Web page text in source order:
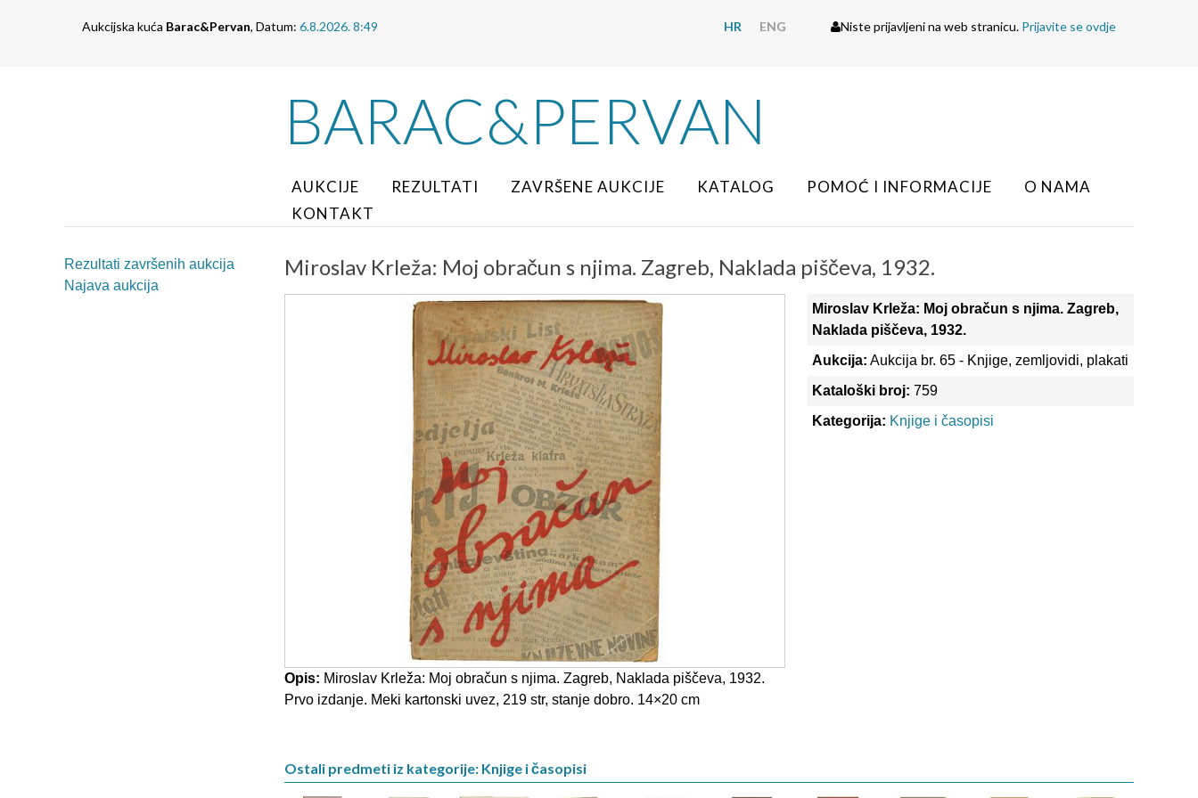
Aukcijska kuća Barac&Pervan, Datum: 6.8.2026. 8:49 HR ENG Niste prijavljeni na web stranicu. Prijavite se ovdje
BARAC&PERVAN
AUKCIJE REZULTATI ZAVRŠENE AUKCIJE KATALOG POMOĆ I INFORMACIJE
O NAMA
KONTAKT
Rezultati završenih aukcija
Najava aukcija
Miroslav Krleža: Moj obračun s njima. Zagreb, Naklada piščeva, 1932.
Opis: Miroslav Krleža: Moj obračun s njima. Zagreb, Naklada piščeva, 1932.
Prvo izdanje. Meki kartonski uvez, 219 str, stanje dobro. 14×20 cm
Miroslav Krleža: Moj obračun s njima. Zagreb,
Naklada piščeva, 1932.
Aukcija: Aukcija br. 65 - Knjige, zemljovidi, plakati
Kataloški broj: 759
Kategorija: Knjige i časopisi
Ostali predmeti iz kategorije: Knjige i časopisi